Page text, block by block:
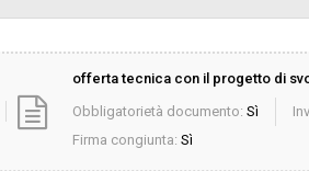
offerta tecnica con il progetto di
Obbligatorietà documento: Sì
Firma congiunta: Sì